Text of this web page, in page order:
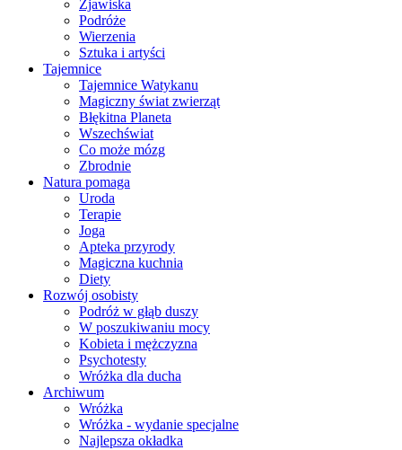
Zjawiska
Podróże
Wierzenia
Sztuka i artyści
Tajemnice
Tajemnice Watykanu
Magiczny świat zwierząt
Błękitna Planeta
Wszechświat
Co może mózg
Zbrodnie
Natura pomaga
Uroda
Terapie
Joga
Apteka przyrody
Magiczna kuchnia
Diety
Rozwój osobisty
Podróż w głąb duszy
W poszukiwaniu mocy
Kobieta i mężczyzna
Psychotesty
Wróżka dla ducha
Archiwum
Wróżka
Wróżka - wydanie specjalne
Najlepsza okładka